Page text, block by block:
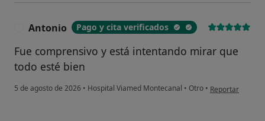
Antonio Pago y cita verificados
Fue comprensivo y está intentando mirar que
todo esté bien
5 de agosto de 2026 • Hospital Viamed Montecanal • Otro • en opinión del
Reportar